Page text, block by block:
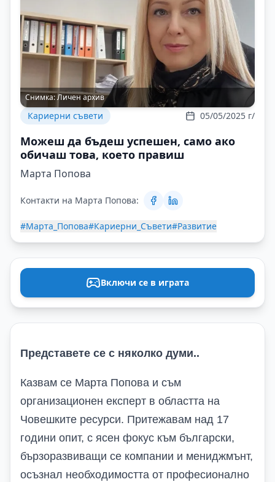
Снимка:Личен архив
Кариерни съвети 05/05/2025 г/
Можеш да бъдеш успешен, само ако
обичаш това, което правиш
Марта Попова
Контакти на Марта Попова:
#Марта_Попова#Кариерни_Съвети#Развитие
Включи се в играта
Представете се с няколко думи..
Казвам се Марта Попова и съм
организационен експерт в областта на
Човешките ресурси. Притежавам над 17
години опит, с ясен фокус към български,
бързоразвиващи се компании и мениджмънт,
осъзнал необходимостта от професионално